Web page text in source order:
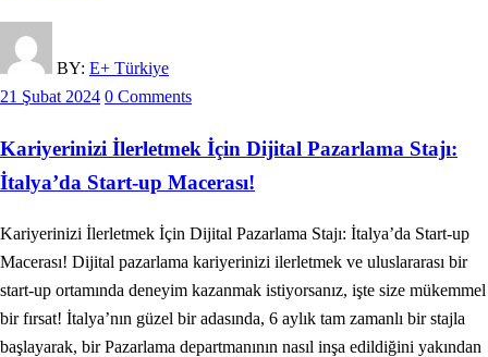
BY: E+ Türkiye
21 Şubat 2024 0 Comments
Kariyerinizi İlerletmek İçin Dijital Pazarlama Stajı:
İtalya’da Start-up Macerası!
Kariyerinizi İlerletmek İçin Dijital Pazarlama Stajı: İtalya’da Start-up
Macerası! Dijital pazarlama kariyerinizi ilerletmek ve uluslararası bir
start-up ortamında deneyim kazanmak istiyorsanız, işte size mükemmel
bir fırsat! İtalya’nın güzel bir adasında, 6 aylık tam zamanlı bir stajla
başlayarak, bir Pazarlama departmanının nasıl inşa edildiğini yakından